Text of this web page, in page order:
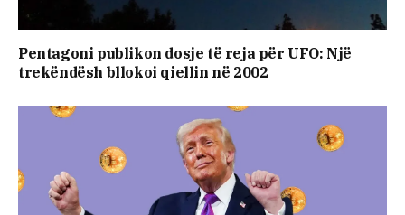
Pentagoni publikon dosje të reja për UFO: Një
trekëndësh bllokoi qiellin në 2002